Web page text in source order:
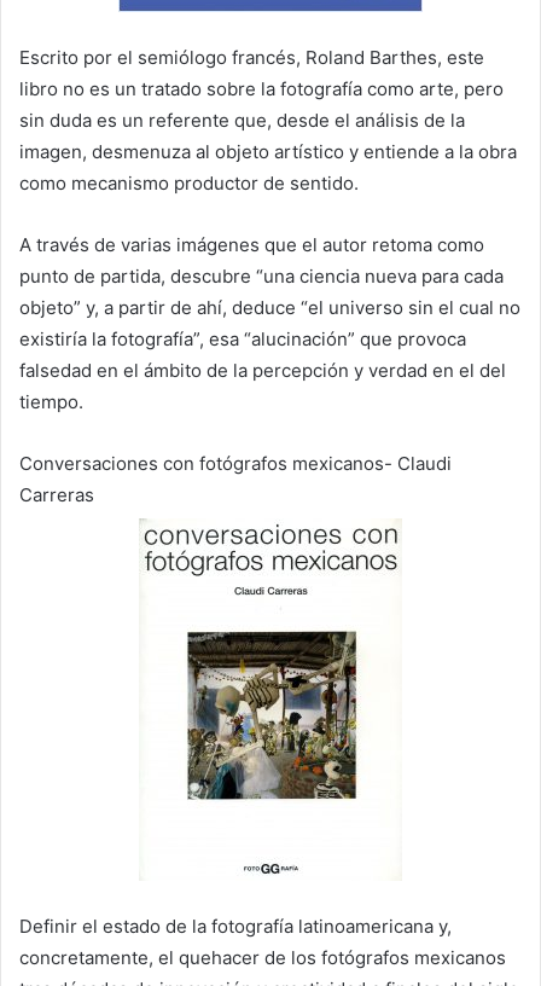
Escrito por el semiólogo francés, Roland Barthes, este
libro no es un tratado sobre la fotografía como arte, pero
sin duda es un referente que, desde el análisis de la
imagen, desmenuza al objeto artístico y entiende a la obra
como mecanismo productor de sentido.
A través de varias imágenes que el autor retoma como
punto de partida, descubre “una ciencia nueva para cada
objeto” y, a partir de ahí, deduce “el universo sin el cual no
existiría la fotografía”, esa “alucinación” que provoca
falsedad en el ámbito de la percepción y verdad en el del
tiempo.
Conversaciones con fotógrafos mexicanos- Claudi
Carreras
Definir el estado de la fotografía latinoamericana y,
concretamente, el quehacer de los fotógrafos mexicanos